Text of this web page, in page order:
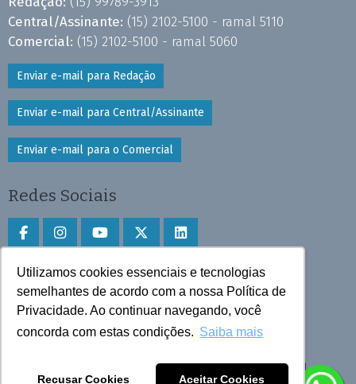
Utilizamos cookies essenciais e tecnologias
semelhantes de acordo com a nossa Política de
Privacidade. Ao continuar navegando, você
concorda com estas condições. Saiba mais
Recusar Cookies Aceitar Cookies
Central/Assinante: (15) 2102-5100 - ramal 5110
Comercial: (15) 2102-5100 - ramal 5060
Enviar e-mail para Redação
Enviar e-mail para Central/Assinante
Enviar e-mail para o Comercial
Redes Sociais
Faça download do aplicativo
Play Store e App Store
Todos os direitos reservados © 2025 Cruzeiro do Sul